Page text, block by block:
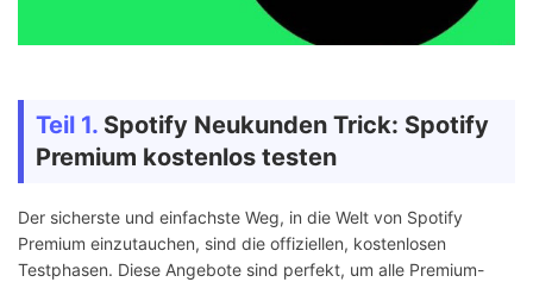
Teil 1. Spotify Neukunden Trick: Spotify
Premium kostenlos testen
Der sicherste und einfachste Weg, in die Welt von Spotify
Premium einzutauchen, sind die offiziellen, kostenlosen
Testphasen. Diese Angebote sind perfekt, um alle Premium-